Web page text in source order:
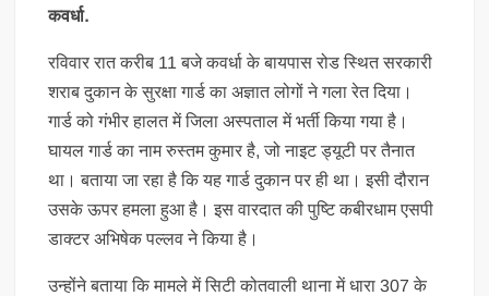
कवर्धा.
रविवार रात करीब 11 बजे कवर्धा के बायपास रोड स्थित सरकारी
शराब दुकान के सुरक्षा गार्ड का अज्ञात लोगों ने गला रेत दिया।
गार्ड को गंभीर हालत में जिला अस्पताल में भर्ती किया गया है।
घायल गार्ड का नाम रुस्तम कुमार है, जो नाइट ड्यूटी पर तैनात
था। बताया जा रहा है कि यह गार्ड दुकान पर ही था। इसी दौरान
उसके ऊपर हमला हुआ है। इस वारदात की पुष्टि कबीरधाम एसपी
डाक्टर अभिषेक पल्लव ने किया है।
उन्होंने बताया कि मामले में सिटी कोतवाली थाना में धारा 307 के